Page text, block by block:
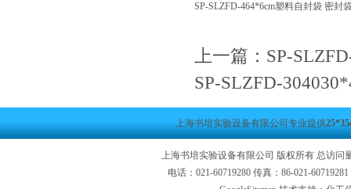
SP-SLZFD-464*6cm塑料自封袋 密封
上一篇： SP-
SP-SLZFD-
上海书培实验设备有限公司专业提供
上海书培实验设备有限公司 版权所有 总访问
电话：021-60719280 传真：86-021-